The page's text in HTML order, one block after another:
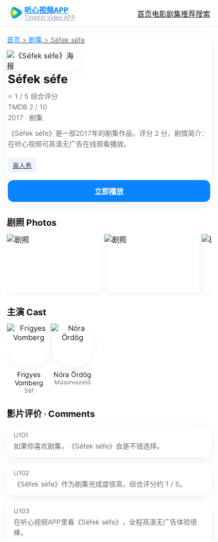
听心视频APP
TingXin Video APP 首页电影剧集推荐搜索
首页 > 剧集 > Séfek séfe
Séfek séfe
⭐ 1 / 5 综合评分
TMDB 2 / 10
2017 · 剧集
《Séfek séfe》是一部2017年的剧集作品，评分 2 分，剧情简介：
在听心视频可高清无广告在线观看播放。
真人秀
立即播放
剧照 Photos
主演 Cast
Frigyes
Vomberg
Séf
Nóra Ördög
Műsorvezető
影片评价 · Comments
U101
如果你喜欢剧集，《Séfek séfe》会是不错选择。
U102
《Séfek séfe》作为剧集完成度很高，综合评分约 1 / 5。
U103
在听心视频APP里看《Séfek séfe》，全程高清无广告体验很
棒。